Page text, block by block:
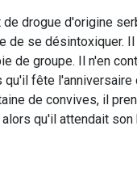
de drogue d'origine
de se désintoxiquer.
de groupe. Il n'en
qu'il fête l'anniversaire
de convives, il
qu'il attendait son